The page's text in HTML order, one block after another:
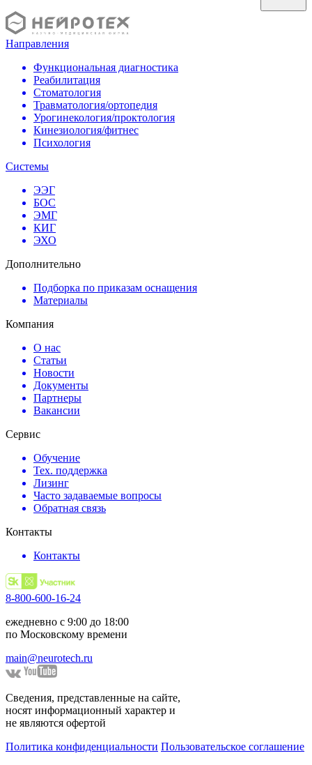
Направления
Функциональная диагностика
Реабилитация
Стоматология
Травматология/ортопедия
Урогинекология/проктология
Кинезиология/фитнес
Психология
Системы
ЭЭГ
БОС
ЭМГ
КИГ
ЭХО
Дополнительно
Подборка по приказам оснащения
Материалы
Компания
О нас
Статьи
Новости
Документы
Партнеры
Вакансии
Сервис
Обучение
Тех. поддержка
Лизинг
Часто задаваемые вопросы
Обратная связь
Контакты
Контакты
8-800-600-16-24
ежедневно с 9:00 до 18:00
по Московскому времени
main@neurotech.ru
Сведения, представленные на сайте,
носят информационный характер и
не являются офертой
Политика конфиденциальности Пользовательское соглашение